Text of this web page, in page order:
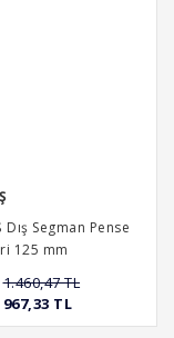
Dış Segman Pense
125 mm
1.460,47 TL
967,33 TL